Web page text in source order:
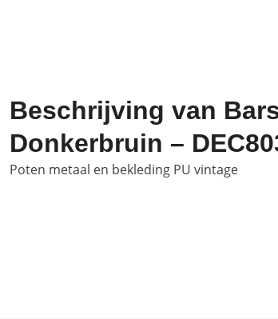
Beschrijving van
Donkerbruin –
Poten metaal en bekleding PU vintage